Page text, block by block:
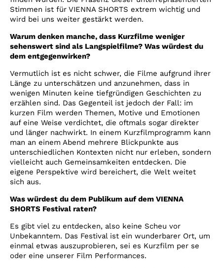
Stimmen ist für VIENNA SHORTS extrem wichtig und
wird bei uns weiter gestärkt werden.
Warum denken manche, dass Kurzfilme weniger
sehenswert sind als Langspielfilme? Was würdest du
dem entgegenwirken?
Vermutlich ist es nicht schwer, die Filme aufgrund ihrer
Länge zu unterschätzen und anzunehmen, dass in
wenigen Minuten keine tiefgründigen Geschichten zu
erzählen sind. Das Gegenteil ist jedoch der Fall: im
kurzen Film werden Themen, Motive und Emotionen
auf eine Weise verdichtet, die oftmals sogar direkter
und länger nachwirkt. In einem Kurzfilmprogramm kann
man an einem Abend mehrere Blickpunkte aus
unterschiedlichen Kontexten nicht nur erleben, sondern
vielleicht auch Gemeinsamkeiten entdecken. Die
eigene Perspektive wird bereichert, die Welt weitet
sich aus.
Was würdest du dem Publikum auf dem VIENNA
SHORTS Festival raten?
Es gibt viel zu entdecken, also keine Scheu vor
Unbekanntem. Das Festival ist ein wunderbarer Ort, um
einmal etwas auszuprobieren, sei es Kurzfilm per se
oder eine unserer Film Performances.